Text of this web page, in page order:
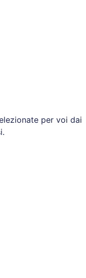
per voi dai